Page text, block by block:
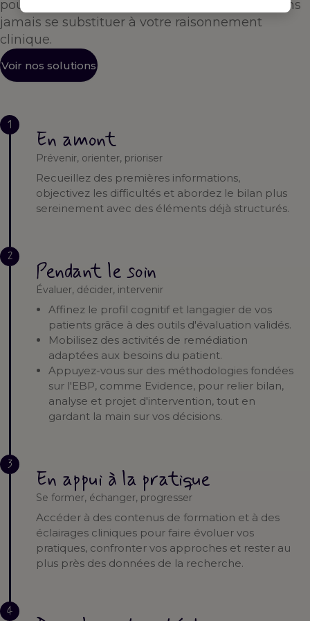
pour vous accompagner à chaque étape — sans
jamais se substituer à votre raisonnement
clinique.
Voir nos solutions
1
En amont
Prévenir, orienter, prioriser
Recueillez des premières informations,
objectivez les difficultés et abordez le bilan plus
sereinement avec des éléments déjà structurés.
2
Pendant le soin
Évaluer, décider, intervenir
Affinez le profil cognitif et langagier de vos
patients grâce à des outils d'évaluation validés.
Mobilisez des activités de remédiation
adaptées aux besoins du patient.
Appuyez-vous sur des méthodologies fondées
sur l'EBP, comme Evidence, pour relier bilan,
analyse et projet d'intervention, tout en
gardant la main sur vos décisions.
3
En appui à la pratique
Se former, échanger, progresser
Accéder à des contenus de formation et à des
éclairages cliniques pour faire évoluer vos
pratiques, confronter vos approches et rester au
plus près des données de la recherche.
4